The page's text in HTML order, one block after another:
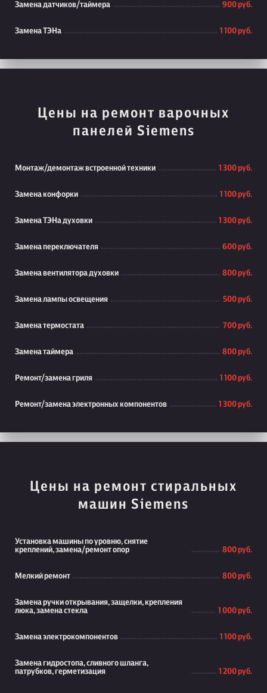
Замена датчиков/таймера 900 руб.
Замена ТЭНа 1 100 руб.
Цены на ремонт варочных
панелей Siemens
Монтаж/демонтаж встроенной техники 1 300 руб.
Замена конфорки 1 100 руб.
Замена ТЭНа духовки 1 300 руб.
Замена переключателя 600 руб.
Замена вентилятора духовки 800 руб.
Замена лампы освещения 500 руб.
Замена термостата 700 руб.
Замена таймера 800 руб.
Ремонт/замена гриля 1 100 руб.
Ремонт/замена электронных компонентов 1 300 руб.
Цены на ремонт стиральных
машин Siemens
Установка машины по уровню, снятие
креплений, замена/ремонт опор
800 руб.
Мелкий ремонт 800 руб.
Замена ручки открывания, защелки, крепления
люка, замена стекла
1 000 руб.
Замена электрокомпонентов 1 100 руб.
Замена гидростопа, сливного шланга,
патрубков, герметизация
1 200 руб.